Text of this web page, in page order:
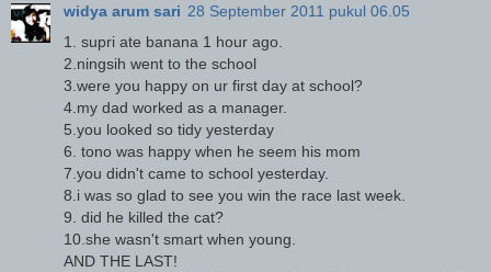
widya arum sari 28 September 2011 pukul 06.05
1. supri ate banana 1 hour ago.
2.ningsih went to the school
3.were you happy on ur first day at school?
4.my dad worked as a manager.
5.you looked so tidy yesterday
6. tono was happy when he seem his mom
7.you didn't came to school yesterday.
8.i was so glad to see you win the race last week.
9. did he killed the cat?
10.she wasn't smart when young.
AND THE LAST!